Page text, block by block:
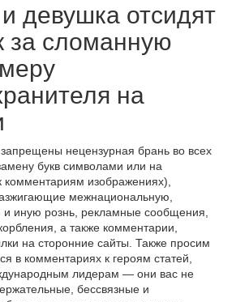
девушка отсидят
за сломанную
на
нецензурная брань во всех
букв символами или на
комментариям изображениях),
межнациональную,
и иную рознь, рекламные сообщения,
а также комментарии,
на сторонние сайты. Также просим
в комментариях к героям статей,
лидерам — они вас не
бессвязные и